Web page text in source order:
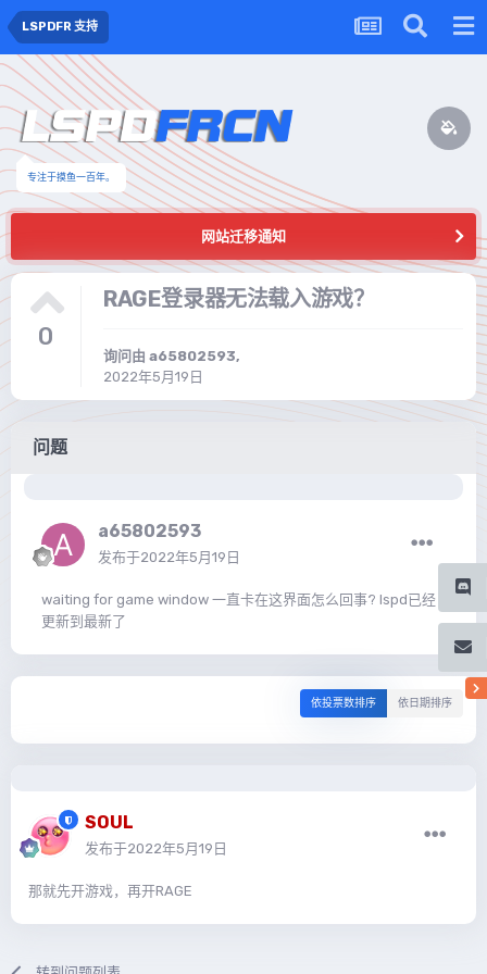
LSPDFR 支持
专注于摸鱼一百年。
网站迁移通知
0
RAGE登录器无法载入游戏？
询问由 a65802593,
2022年5月19日
问题
a65802593
发布于2022年5月19日
waiting for game window 一直卡在这界面怎么回事? lspd已经
更新到最新了
依投票数排序 依日期排序
SOUL
发布于2022年5月19日
那就先开游戏，再开RAGE